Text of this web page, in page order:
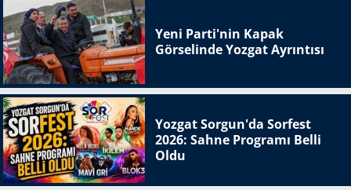
Yeni Parti'nin Kapak
Görselinde Yozgat Ayrıntısı
Yozgat Sorgun'da Sorfest
2026: Sahne Programı Belli
Oldu